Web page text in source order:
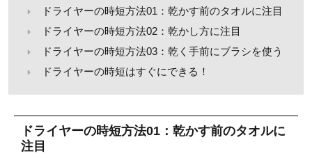
ドライヤーの時短方法01：乾かす前のタオルに注目
ドライヤーの時短方法02：乾かし方に注目
ドライヤーの時短方法03：乾く手前にブラシを使う
ドライヤーの時短はすぐにできる！
ドライヤーの時短方法01：乾かす前のタオルに
注目